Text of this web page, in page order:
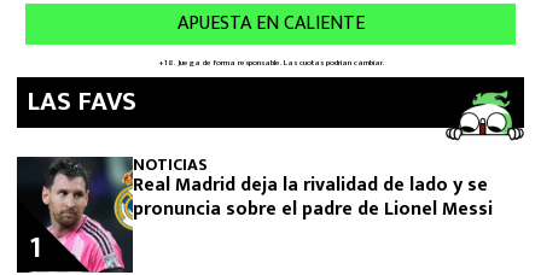
LAS FAVS
NOTICIAS
Real Madrid deja la rivalidad de lado y se
pronuncia sobre el padre de Lionel Messi
1